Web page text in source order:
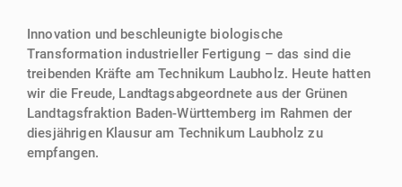
Innovation und beschleunigte biologische
Transformation industrieller Fertigung – das sind die
treibenden Kräfte am Technikum Laubholz. Heute hatten
wir die Freude, Landtagsabgeordnete aus der Grünen
Landtagsfraktion Baden-Württemberg im Rahmen der
diesjährigen Klausur am Technikum Laubholz zu
empfangen.